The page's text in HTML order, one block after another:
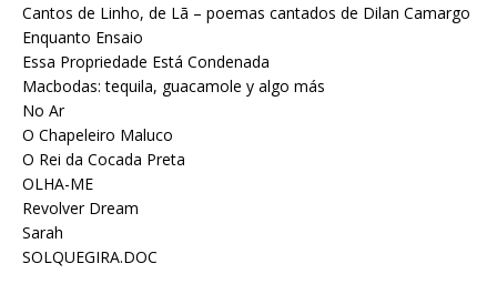
Cantos de Linho, de Lã – poemas cantados de Dilan Camargo
Enquanto Ensaio
Essa Propriedade Está Condenada
Macbodas: tequila, guacamole y algo más
No Ar
O Chapeleiro Maluco
O Rei da Cocada Preta
OLHA-ME
Revolver Dream
Sarah
SOLQUEGIRA.DOC